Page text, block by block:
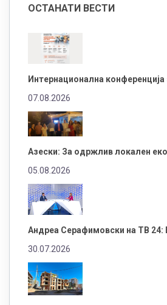
ОСТАНАТИ ВЕСТИ
Интернационална конференција
07.08.2026
Азески: За одржлив локален
05.08.2026
Андреа Серафимовски на ТВ 24:
30.07.2026